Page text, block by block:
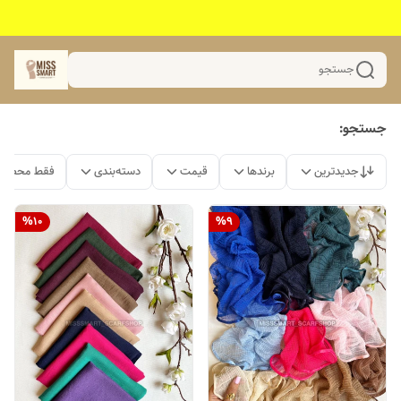
جستجو
جستجو:
جدیدترین برندها قیمت دسته‌بندی فقط
%9
%10